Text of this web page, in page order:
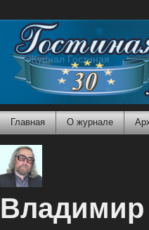
Журнал Гостиная
Главная О журнале
Владимир